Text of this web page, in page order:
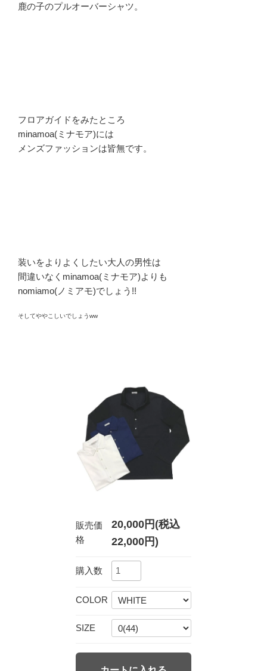
鹿の子のプルオーバーシャツ。
フロアガイドをみたところ
minamoa(ミナモア)には
メンズファッションは皆無です。
装いをよりよくしたい大人の男性は
間違いなくminamoa(ミナモア)よりも
nomiamo(ノミアモ)でしょう!!
そしてややこしいでしょうww
販売価
格
20,000円(税込
22,000円)
購入数
COLOR
SIZE